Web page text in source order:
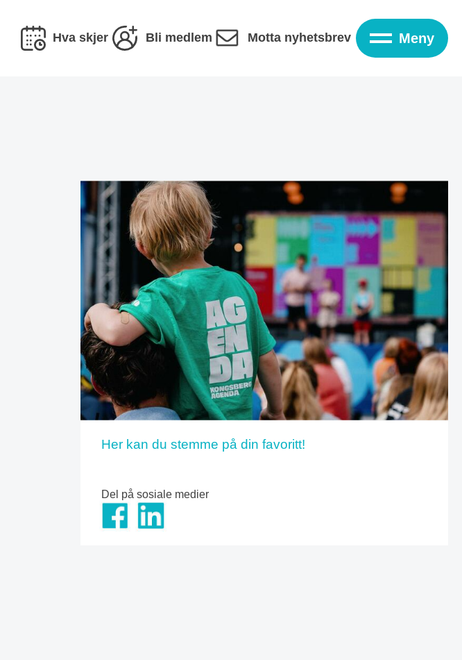
Meny
Hva skjer Bli medlem Motta nyhetsbrev
Her kan du stemme på din favoritt!
Del på sosiale medier